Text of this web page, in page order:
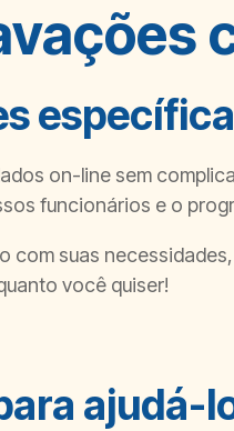
on-line sem
funcionários e o
suas
você quiser!
ajudá-